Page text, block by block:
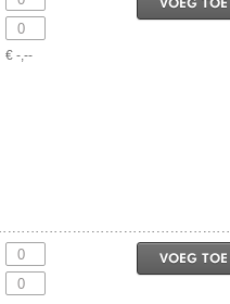
€ -,--
VOEG TOE